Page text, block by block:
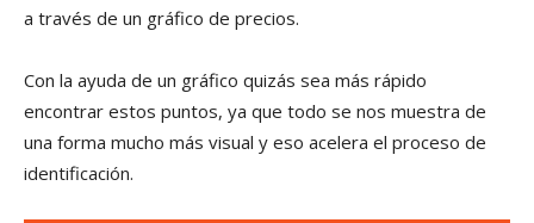
a través de un gráfico de precios.
Con la ayuda de un gráfico quizás sea más rápido
encontrar estos puntos, ya que todo se nos muestra de
una forma mucho más visual y eso acelera el proceso de
identificación.